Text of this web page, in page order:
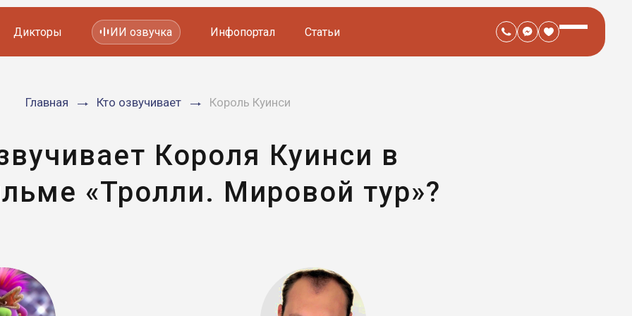
Мультфильмов
Дикторы ИИ озвучка Инфопортал Статьи
Главная Кто озвучивает Король Куинси
Короля Куинси в
«Тролли. Мировой тур»?